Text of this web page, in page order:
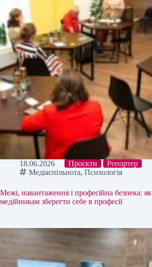
18.06.2026 Проєкти
Репортер
Медіаспільнота, Психологія
Межі, навантаження і професійна безпека: як
медійникам зберегти себе в професії